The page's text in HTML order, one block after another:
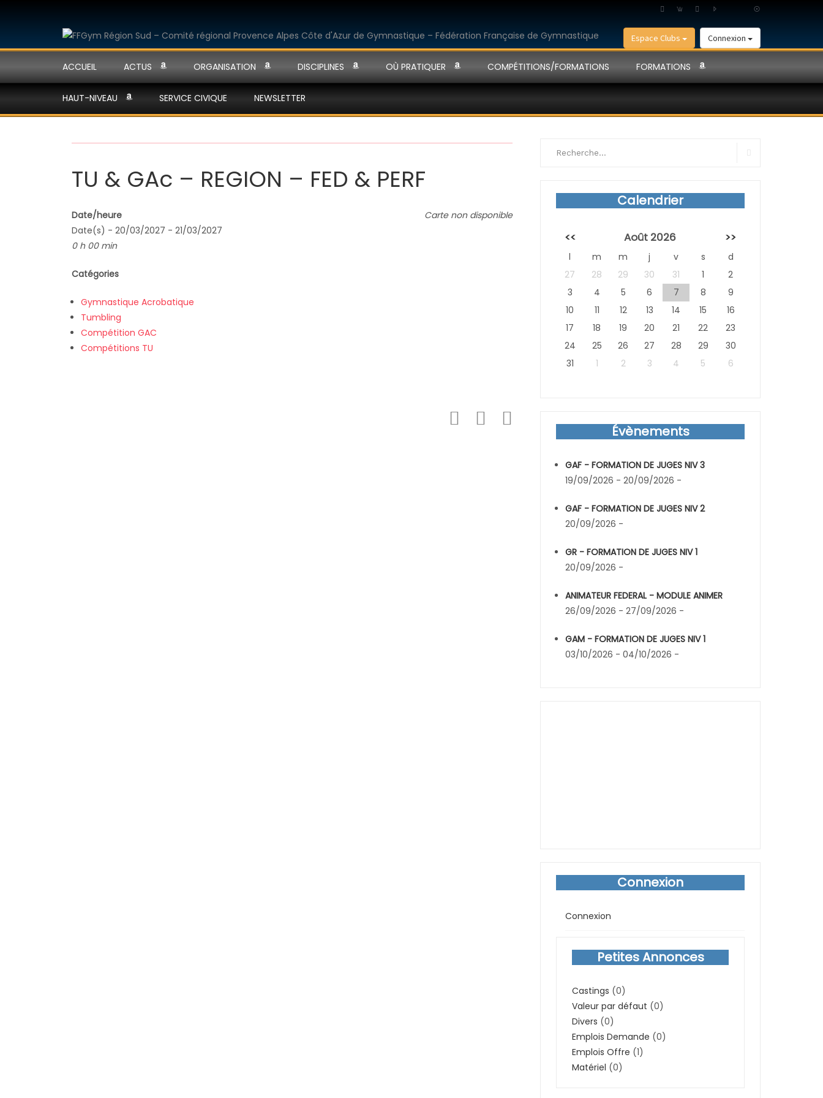
Connexion
Espace Clubs
ACCUEIL ACTUS ORGANISATION DISCIPLINES OÙ PRATIQUER COMPÉTITIONS/FORMATIONS FORMATIONS
HAUT-NIVEAU SERVICE CIVIQUE NEWSLETTER
TU & GAc – REGION – FED & PERF
Carte non disponible
Date/heure
Date(s) - 20/03/2027 - 21/03/2027
0 h 00 min
Catégories
Gymnastique Acrobatique
Tumbling
Compétition GAC
Compétitions TU
Calendrier
<< Août 2026 >>
l m m j v s
d
27
28 29 30 31 1
2
3
4 5 6 7 8
9
10
11 12 13 14 15
16
17
18 19 20 21 22
23
24
25 26 27 28 29
30
31
1 2 3 4 5 6
Évènements
GAF - FORMATION DE JUGES NIV 3
19/09/2026 - 20/09/2026 -
GAF - FORMATION DE JUGES NIV 2
20/09/2026 -
GR - FORMATION DE JUGES NIV 1
20/09/2026 -
ANIMATEUR FEDERAL - MODULE ANIMER
26/09/2026 - 27/09/2026 -
GAM - FORMATION DE JUGES NIV 1
03/10/2026 - 04/10/2026 -
Connexion
Connexion
Petites Annonces
Castings (0)
Valeur par défaut (0)
Divers (0)
Emplois Demande (0)
Emplois Offre (1)
Matériel (0)